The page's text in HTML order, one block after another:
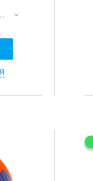
FB-7946 №5 PU червоний-синій